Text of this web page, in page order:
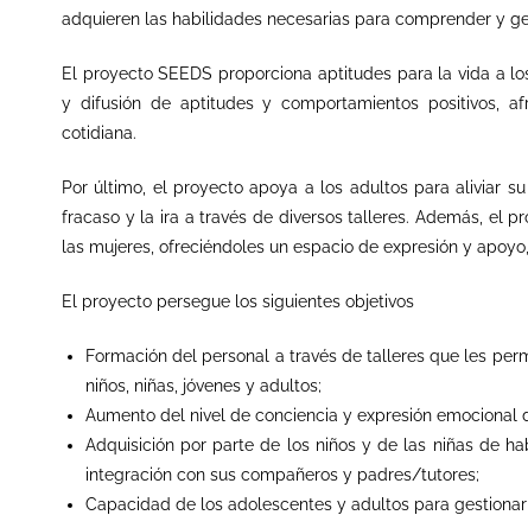
adquieren las habilidades necesarias para comprender y
El proyecto SEEDS proporciona aptitudes para la vida a
y difusión de aptitudes y comportamientos positivos,
cotidiana.
Por último, el proyecto apoya a los adultos para aliviar
fracaso y la ira a través de diversos talleres. Además, el
las mujeres, ofreciéndoles un espacio de expresión y
El proyecto perseguelos siguientes objetivos
Formación del personal a través de talleresque les
niños, niñas, jóvenes y adultos;
Aumento del nivel de conciencia y expresión emocional
Adquisición por parte de los niñosyde las niñasde
integración con sus compañeros y padres/tutores;
Capacidad de los adolescentes y adultos para